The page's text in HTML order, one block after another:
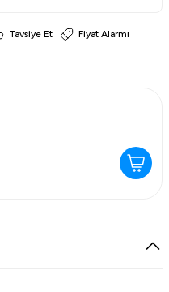
Tavsiye Et Fiyat Alarmı